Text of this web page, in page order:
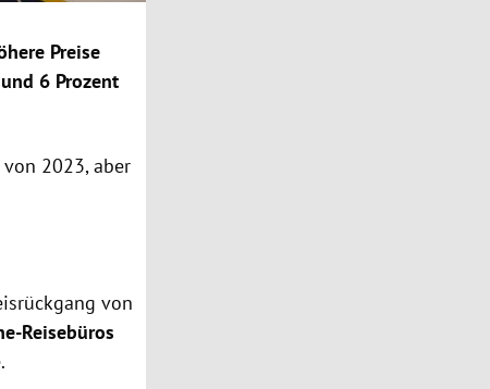
Preise
6 Prozent
2023, aber
von
Reisebüros